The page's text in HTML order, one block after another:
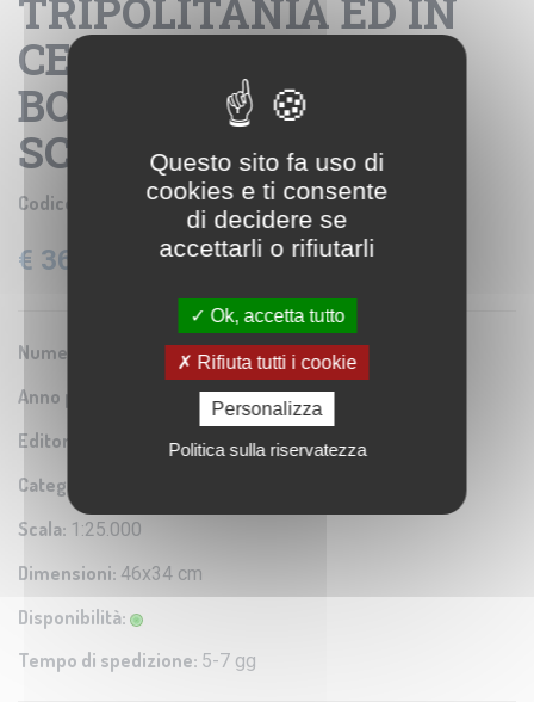
TRIPOLITANIA ED IN
CERENAICA -
BOLLETTINO N. 3 P. 6
SCHIZZO 2.
Codice prodotto:IGM SE004619
€ 36,60 IVA: 22% Inclusa
Numero Serie:
Anno pubblicazione: 1911
Editore/Produttore:Istituto Geografico Militare
Categoria:
Scala: 1:25.000
Dimensioni: 46x34 cm
Disponibilità:
Tempo di spedizione: 5-7 gg
Questo sito fa uso di
cookies e ti consente
di decidere se
accettarli o rifiutarli
Ok, accetta tutto
Rifiuta tutti i cookie
Personalizza
Politica sulla riservatezza